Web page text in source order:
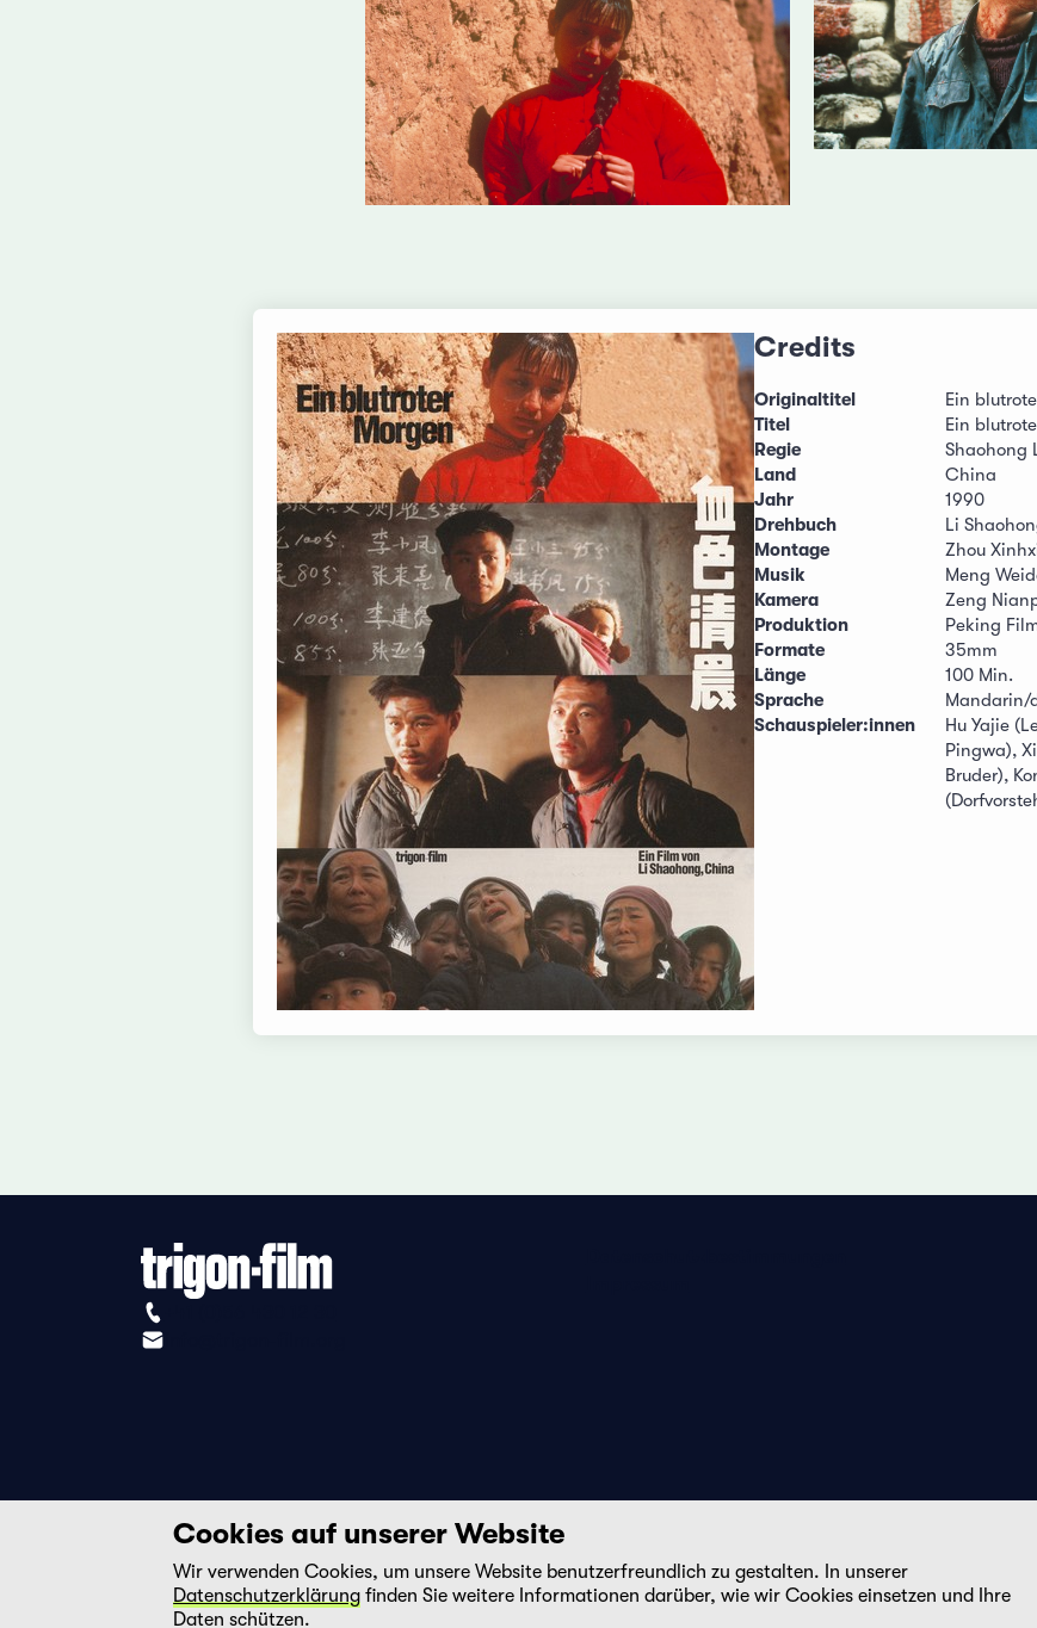
Credits
Originaltitel
Ein
Titel
Ein
Regie
Shaohong
Land
China
Jahr
1990
Drehbuch
Li
Montage
Zhou
Musik
Meng
Kamera
Zeng
Produktion
Peking
Formate
35mm
Länge
100 Min.
Sprache
Mandarin/
Schauspieler:innen
Hu Yajie
Pingwa),
Bruder),
DEFREN
Cookies auf unserer Website
Wir verwenden Cookies, um unsere Website benutzerfreundlich zu gestalten. In unserer
Datenschutzerklärung finden Sie weitere Informationen darüber, wie wir Cookies einsetzen und Ihre
Daten schützen.